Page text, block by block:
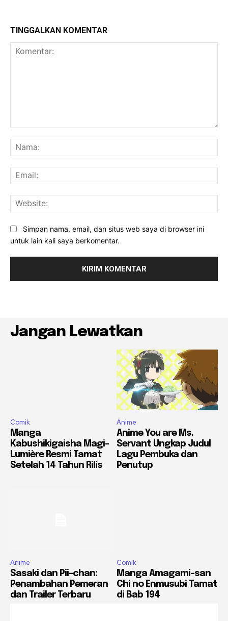
TINGGALKAN KOMENTAR
Simpan nama, email, dan situs web saya di browser ini
untuk lain kali saya berkomentar.
Jangan Lewatkan
Comik
Manga
Kabushikigaisha Magi-
Lumière Resmi Tamat
Setelah 14 Tahun Rilis
Anime
Anime You are Ms.
Servant Ungkap Judul
Lagu Pembuka dan
Penutup
Anime
Sasaki dan Pii-chan:
Penambahan Pemeran
dan Trailer Terbaru
Comik
Manga Amagami-san
Chi no Enmusubi Tamat
di Bab 194